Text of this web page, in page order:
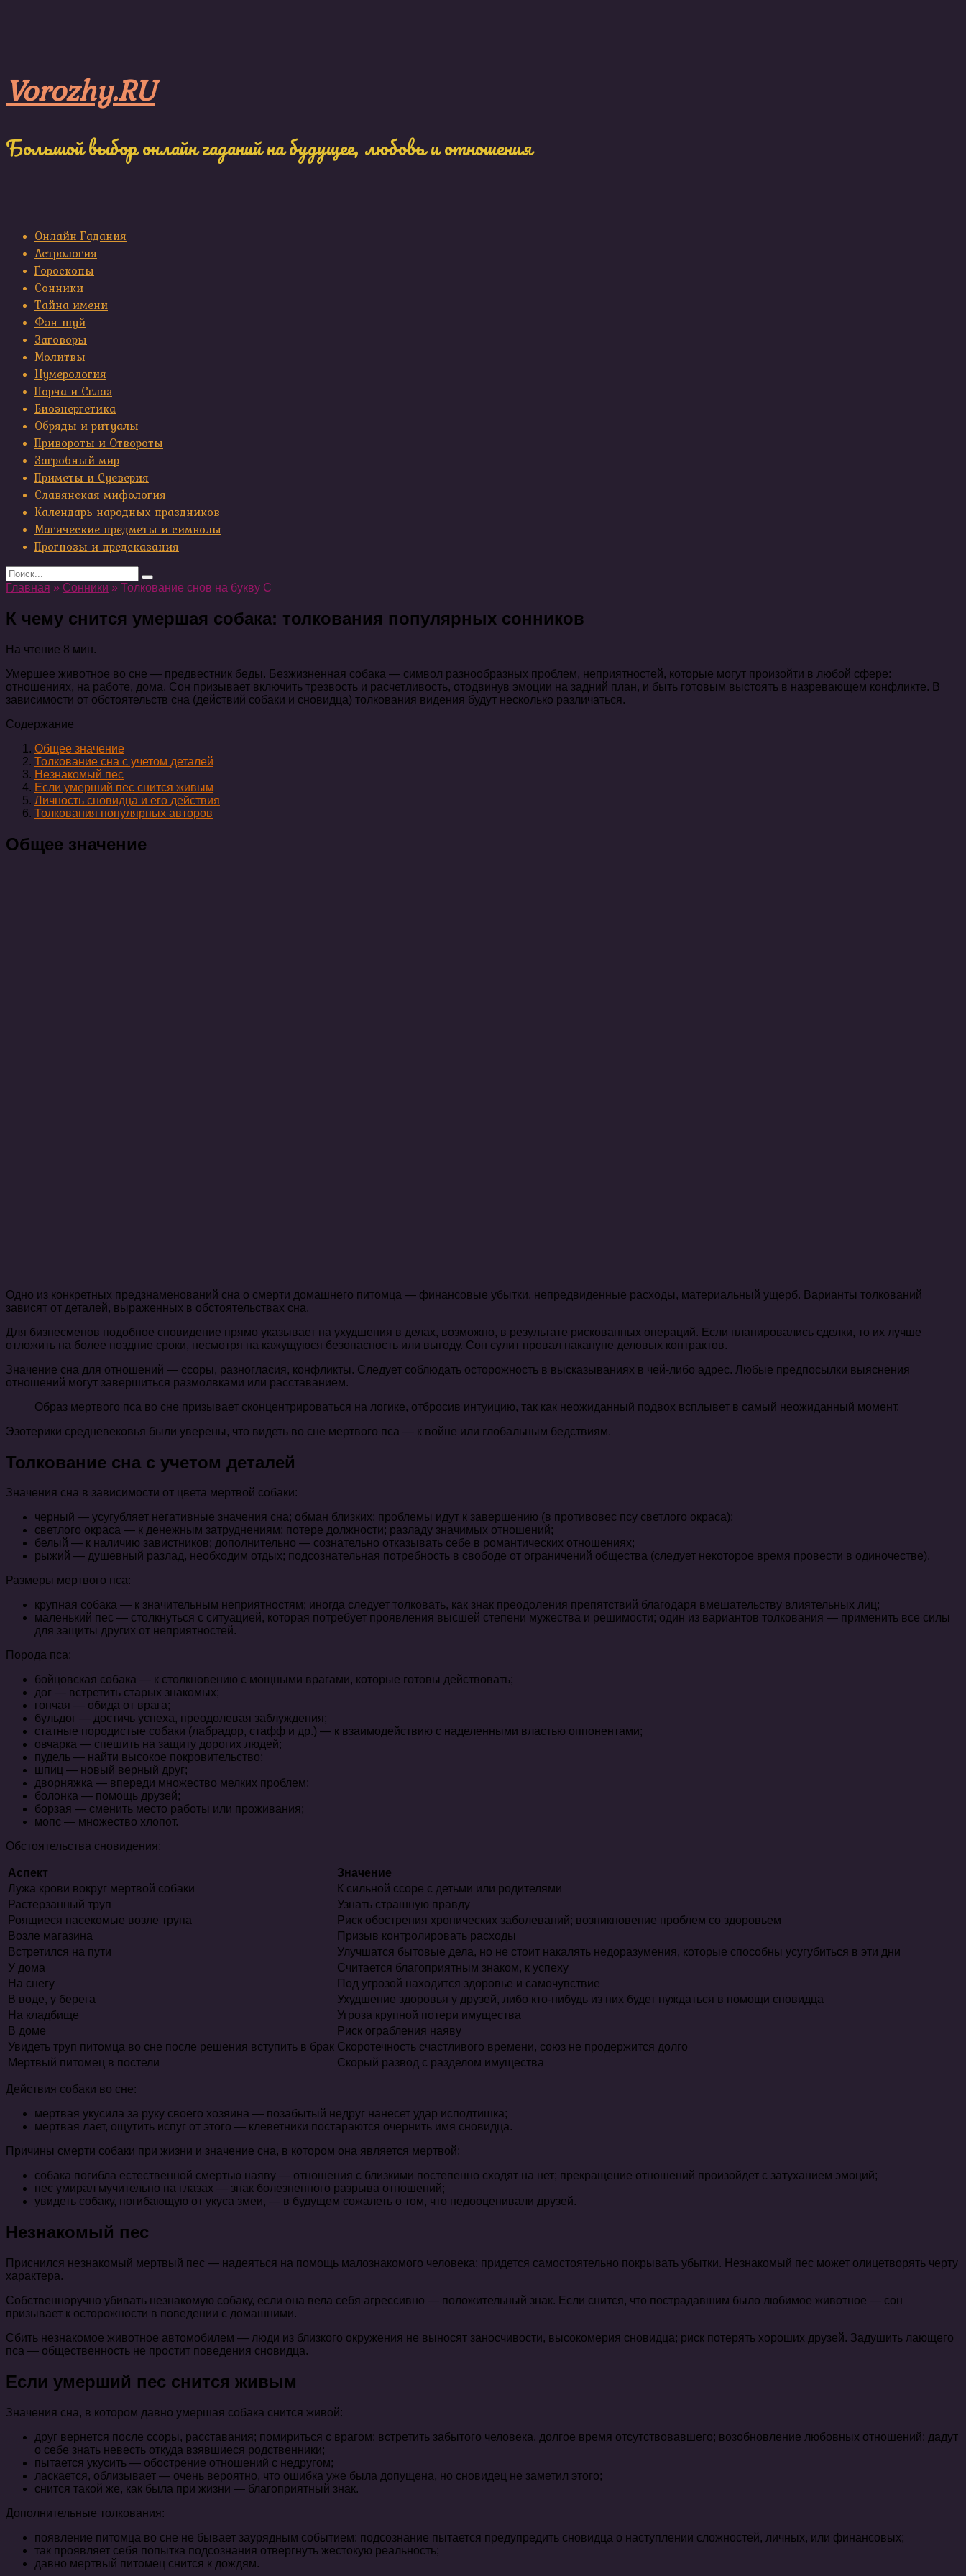
Vorozhy.RU
Большой выбор онлайн гаданий на будущее, любовь и отношения
Онлайн Гадания
Астрология
Гороскопы
Сонники
Тайна имени
Фэн-шуй
Заговоры
Молитвы
Нумерология
Порча и Сглаз
Биоэнергетика
Обряды и ритуалы
Привороты и Отвороты
Загробный мир
Приметы и Суеверия
Славянская мифология
Календарь народных праздников
Магические предметы и символы
Прогнозы и предсказания
Search
for:
Главная » Сонники » Толкование снов на букву С
К чему снится умершая собака: толкования популярных сонников
На чтение 8 мин.
Умершее животное во сне — предвестник беды. Безжизненная собака — символ разнообразных проблем, неприятностей, которые могут произойти в любой сфере:
отношениях, на работе, дома. Сон призывает включить трезвость и расчетливость, отодвинув эмоции на задний план, и быть готовым выстоять в назревающем конфликте. В
зависимости от обстоятельств сна (действий собаки и сновидца) толкования видения будут несколько различаться.
Содержание
Общее значение
Толкование сна с учетом деталей
Незнакомый пес
Если умерший пес снится живым
Личность сновидца и его действия
Толкования популярных авторов
Общее значение
Одно из конкретных предзнаменований сна о смерти домашнего питомца — финансовые убытки, непредвиденные расходы, материальный ущерб. Варианты толкований
зависят от деталей, выраженных в обстоятельствах сна.
Для бизнесменов подобное сновидение прямо указывает на ухудшения в делах, возможно, в результате рискованных операций. Если планировались сделки, то их лучше
отложить на более поздние сроки, несмотря на кажущуюся безопасность или выгоду. Сон сулит провал накануне деловых контрактов.
Значение сна для отношений — ссоры, разногласия, конфликты. Следует соблюдать осторожность в высказываниях в чей-либо адрес. Любые предпосылки выяснения
отношений могут завершиться размолвками или расставанием.
Образ мертвого пса во сне призывает сконцентрироваться на логике, отбросив интуицию, так как неожиданный подвох всплывет в самый неожиданный момент.
Эзотерики средневековья были уверены, что видеть во сне мертвого пса — к войне или глобальным бедствиям.
Толкование сна с учетом деталей
Значения сна в зависимости от цвета мертвой собаки:
черный — усугубляет негативные значения сна; обман близких; проблемы идут к завершению (в противовес псу светлого окраса);
светлого окраса — к денежным затруднениям; потере должности; разладу значимых отношений;
белый — к наличию завистников; дополнительно — сознательно отказывать себе в романтических отношениях;
рыжий — душевный разлад, необходим отдых; подсознательная потребность в свободе от ограничений общества (следует некоторое время провести в одиночестве).
Размеры мертвого пса:
крупная собака — к значительным неприятностям; иногда следует толковать, как знак преодоления препятствий благодаря вмешательству влиятельных лиц;
маленький пес — столкнуться с ситуацией, которая потребует проявления высшей степени мужества и решимости; один из вариантов толкования — применить все силы
для защиты других от неприятностей.
Порода пса:
бойцовская собака — к столкновению с мощными врагами, которые готовы действовать;
дог — встретить старых знакомых;
гончая — обида от врага;
бульдог — достичь успеха, преодолевая заблуждения;
статные породистые собаки (лабрадор, стафф и др.) — к взаимодействию с наделенными властью оппонентами;
овчарка — спешить на защиту дорогих людей;
пудель — найти высокое покровительство;
шпиц — новый верный друг;
дворняжка — впереди множество мелких проблем;
болонка — помощь друзей;
борзая — сменить место работы или проживания;
мопс — множество хлопот.
Обстоятельства сновидения:
Аспект
Значение
Лужа крови вокруг мертвой собаки
К сильной ссоре с детьми или родителями
Растерзанный труп
Узнать страшную правду
Роящиеся насекомые возле трупа
Риск обострения хронических заболеваний; возникновение проблем со здоровьем
Возле магазина
Призыв контролировать расходы
Встретился на пути
Улучшатся бытовые дела, но не стоит накалять недоразумения, которые способны усугубиться в эти дни
У дома
Считается благоприятным знаком, к успеху
На снегу
Под угрозой находится здоровье и самочувствие
В воде, у берега
Ухудшение здоровья у друзей, либо кто-нибудь из них будет нуждаться в помощи сновидца
На кладбище
Угроза крупной потери имущества
В доме
Риск ограбления наяву
Увидеть труп питомца во сне после решения вступить в брак Скоротечность счастливого времени, союз не продержится долго
Мертвый питомец в постели
Скорый развод с разделом имущества
Действия собаки во сне:
мертвая укусила за руку своего хозяина — позабытый недруг нанесет удар исподтишка;
мертвая лает, ощутить испуг от этого — клеветники постараются очернить имя сновидца.
Причины смерти собаки при жизни и значение сна, в котором она является мертвой:
собака погибла естественной смертью наяву — отношения с близкими постепенно сходят на нет; прекращение отношений произойдет с затуханием эмоций;
пес умирал мучительно на глазах — знак болезненного разрыва отношений;
увидеть собаку, погибающую от укуса змеи, — в будущем сожалеть о том, что недооценивали друзей.
Незнакомый пес
Приснился незнакомый мертвый пес — надеяться на помощь малознакомого человека; придется самостоятельно покрывать убытки. Незнакомый пес может олицетворять черту
характера.
Собственноручно убивать незнакомую собаку, если она вела себя агрессивно — положительный знак. Если снится, что пострадавшим было любимое животное — сон
призывает к осторожности в поведении с домашними.
Сбить незнакомое животное автомобилем — люди из близкого окружения не выносят заносчивости, высокомерия сновидца; риск потерять хороших друзей. Задушить лающего
пса — общественность не простит поведения сновидца.
Если умерший пес снится живым
Значения сна, в котором давно умершая собака снится живой:
друг вернется после ссоры, расставания; помириться с врагом; встретить забытого человека, долгое время отсутствовавшего; возобновление любовных отношений; дадут
о себе знать невесть откуда взявшиеся родственники;
пытается укусить — обострение отношений с недругом;
ласкается, облизывает — очень вероятно, что ошибка уже была допущена, но сновидец не заметил этого;
снится такой же, как была при жизни — благоприятный знак.
Дополнительные толкования:
появление питомца во сне не бывает заурядным событием: подсознание пытается предупредить сновидца о наступлении сложностей, личных, или финансовых;
так проявляет себя попытка подсознания отвергнуть жестокую реальность;
давно мертвый питомец снится к дождям.